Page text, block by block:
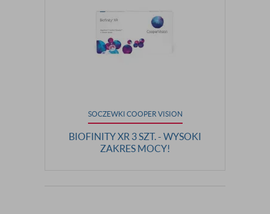
SOCZEWKI COOPER VISION
BIOFINITY XR 3 SZT. - WYSOKI
ZAKRES MOCY!